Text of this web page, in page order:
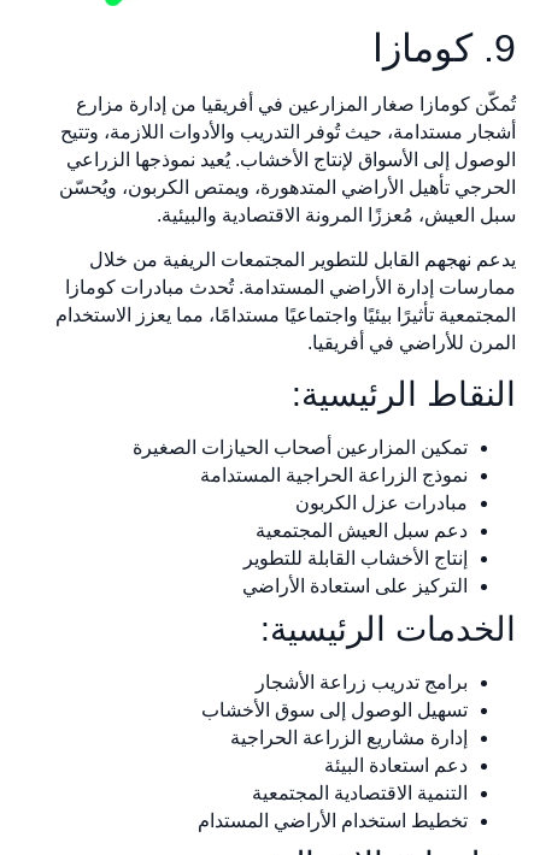
9. كومازا
تُمكّن كومازا صغار المزارعين في أفريقيا من إدارة مزارع
أشجار مستدامة، حيث تُوفر التدريب والأدوات اللازمة، وتتيح
الوصول إلى الأسواق لإنتاج الأخشاب. يُعيد نموذجها الزراعي
الحرجي تأهيل الأراضي المتدهورة، ويمتص الكربون، ويُحسّن
سبل العيش، مُعززًا المرونة الاقتصادية والبيئية.
يدعم نهجهم القابل للتطوير المجتمعات الريفية من خلال
ممارسات إدارة الأراضي المستدامة. تُحدث مبادرات كومازا
المجتمعية تأثيرًا بيئيًا واجتماعيًا مستدامًا، مما يعزز الاستخدام
المرن للأراضي في أفريقيا.
النقاط الرئيسية:
تمكين المزارعين أصحاب الحيازات الصغيرة
نموذج الزراعة الحراجية المستدامة
مبادرات عزل الكربون
دعم سبل العيش المجتمعية
إنتاج الأخشاب القابلة للتطوير
التركيز على استعادة الأراضي
الخدمات الرئيسية:
برامج تدريب زراعة الأشجار
تسهيل الوصول إلى سوق الأخشاب
إدارة مشاريع الزراعة الحراجية
دعم استعادة البيئة
التنمية الاقتصادية المجتمعية
تخطيط استخدام الأراضي المستدام